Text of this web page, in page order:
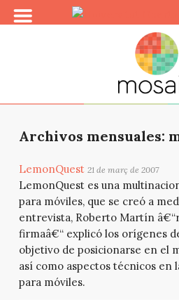
Archivos mensuales:
LemonQuest 21 de març de 2007
LemonQuest es una
para móviles, que se creó a
entrevista, Roberto Martín
firmaâ€“ explicó los orígenes
objetivo de posicionarse en el
así como aspectos técnicos en
para móviles.